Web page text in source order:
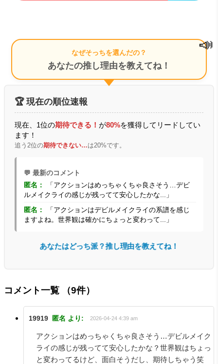
なぜそっちを選んだの？
あなたの推し理由を教えてね！
📣
🏆 現在の順位速報
現在、1位の期待できる！ が80%を獲得してリードしてい
ます！
追う2位の期待できない…は20%です。
💬 最新のコメント
匿名：
「アクションはめっちゃくちゃ良さそう…デビ
ルメイクライの感じが残ってて安心したかな...」
匿名：
「アクションはデビルメイクライの系譜を感じ
ますよね。世界観は確かにちょっと変わって...」
あなたはどっち派？推し理由を教えてね！
コメント一覧 （9件）
19919 匿名 より: 2026-04-24 4:39 am
アクションはめっちゃくちゃ良さそう…デビルメイク
ライの感じが残ってて安心したかな？世界観はちょっ
と変わってるけど、面白そうだし、期待しちゃう笑